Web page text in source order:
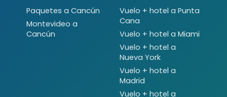
Paquetes a Cancún
Montevideo a
Cancún
Vuelo + hotel a Punta
Cana
Vuelo + hotel a Miami
Vuelo + hotel a
Nueva York
Vuelo + hotel a
Madrid
Vuelo + hotel a